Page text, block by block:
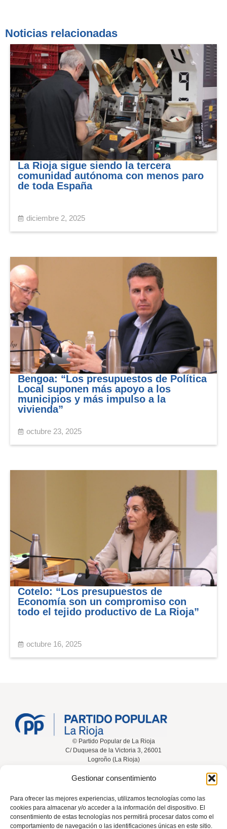
Gestionar consentimiento
Para ofrecer las mejores experiencias, utilizamos tecnologías como las
cookies para almacenar y/o acceder a la información del dispositivo. El
consentimiento de estas tecnologías nos permitirá procesar datos como el
comportamiento de navegación o las identificaciones únicas en este sitio.
Noticias relacionadas
La Rioja sigue siendo la tercera
comunidad autónoma con menos paro
de toda España
diciembre 2, 2025
Bengoa: “Los presupuestos de Política
Local suponen más apoyo a los
municipios y más impulso a la
vivienda”
octubre 23, 2025
Cotelo: “Los presupuestos de
Economía son un compromiso con
todo el tejido productivo de La Rioja”
octubre 16, 2025
© Partido Popular de La Rioja
C/ Duquesa de la Victoria 3, 26001
Logroño (La Rioja)
Participa Contacta